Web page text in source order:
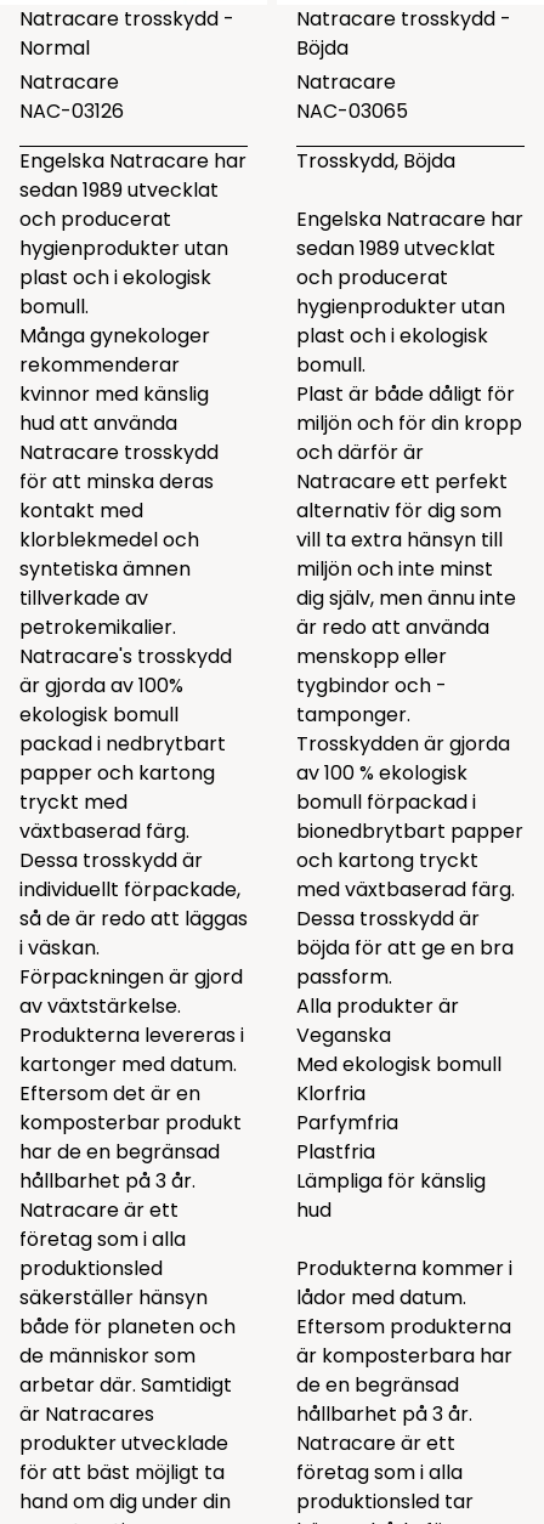
Natracare trosskydd -
Normal
Natracare
NAC-03126
Engelska Natracare har
sedan 1989 utvecklat
och producerat
hygienprodukter utan
plast och i ekologisk
bomull.
Många gynekologer
rekommenderar
kvinnor med känslig
hud att använda
Natracare trosskydd
för att minska deras
kontakt med
klorblekmedel och
syntetiska ämnen
tillverkade av
petrokemikalier.
Natracare's trosskydd
är gjorda av 100%
ekologisk bomull
packad i nedbrytbart
papper och kartong
tryckt med
växtbaserad färg.
Dessa trosskydd är
individuellt förpackade,
så de är redo att läggas
i väskan.
Förpackningen är gjord
av växtstärkelse.
Produkterna levereras i
kartonger med datum.
Eftersom det är en
komposterbar produkt
har de en begränsad
hållbarhet på 3 år.
Natracare är ett
företag som i alla
produktionsled
säkerställer hänsyn
både för planeten och
de människor som
arbetar där. Samtidigt
är Natracares
produkter utvecklade
för att bäst möjligt ta
hand om dig under din
Natracare trosskydd -
Böjda
Natracare
NAC-03065
Trosskydd, Böjda
Engelska Natracare har
sedan 1989 utvecklat
och producerat
hygienprodukter utan
plast och i ekologisk
bomull.
Plast är både dåligt för
miljön och för din kropp
och därför är
Natracare ett perfekt
alternativ för dig som
vill ta extra hänsyn till
miljön och inte minst
dig själv, men ännu inte
är redo att använda
menskopp eller
tygbindor och -
tamponger.
Trosskydden är gjorda
av 100 % ekologisk
bomull förpackad i
bionedbrytbart papper
och kartong tryckt
med växtbaserad färg.
Dessa trosskydd är
böjda för att ge en bra
passform.
Alla produkter är
Veganska
Med ekologisk bomull
Klorfria
Parfymfria
Plastfria
Lämpliga för känslig
hud
Produkterna kommer i
lådor med datum.
Eftersom produkterna
är komposterbara har
de en begränsad
hållbarhet på 3 år.
Natracare är ett
företag som i alla
produktionsled tar